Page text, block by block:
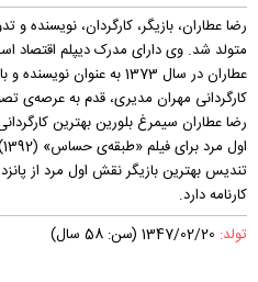
متولد شد. وی دارای مدرک دیپلم اقتصاد
عطاران در سال 1373 به
کارگردانی مهران مدیری، قدم به عرصه‌ی
رضا عطاران سیمرغ بلورین بهترین
تندیس بهترین بازیگر نقش اول مرد از
کارنامه دارد.
تولد: